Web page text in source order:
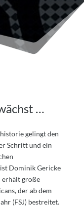
…
gelingt den
Schritt und ein
Dominik Gericke
erhält große
der ab dem
(FSJ) bestreitet.